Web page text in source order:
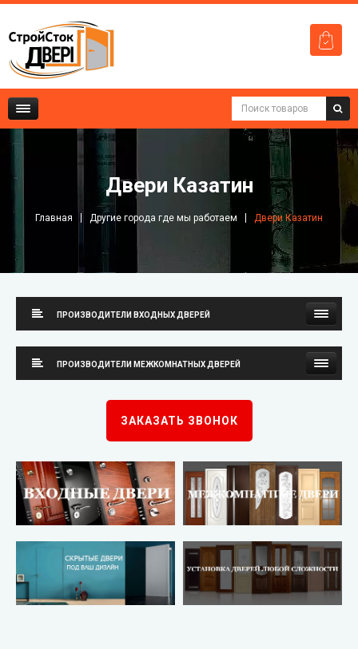
Двери Казатин
Главная Другие города где мы работаем Двери Казатин
ПРОИЗВОДИТЕЛИ ВХОДНЫХ ДВЕРЕЙ
Стильные Двери
Arma (Арма)
STRAJ (Страж)
Qdoors (Кью Дорс)
FORT (Форт)
ПРОИЗВОДИТЕЛИ МЕЖКОМНАТНЫХ ДВЕРЕЙ
Neman (Неман)
New Style (Новый Стиль)
Омис
KORFAD (Корфад)
Korfad Express (Корфад Экспресс)
Korfad Excellence (краска)
ЗАКАЗАТЬ ЗВОНОК